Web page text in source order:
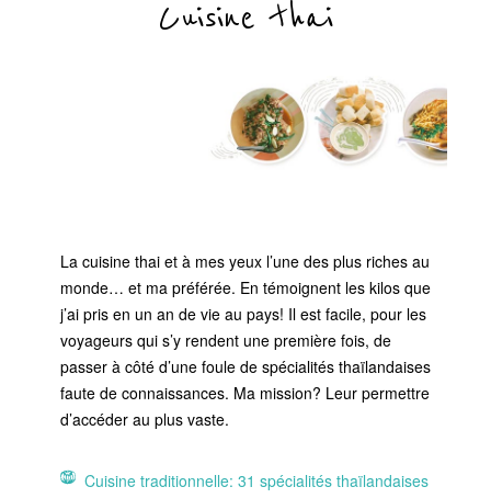
Cuisine thai
La cuisine thai et à mes yeux l’une des plus riches au
monde… et ma préférée. En témoignent les kilos que
j’ai pris en un an de vie au pays! Il est facile, pour les
voyageurs qui s’y rendent une première fois, de
passer à côté d’une foule de spécialités thaïlandaises
faute de connaissances. Ma mission? Leur permettre
d’accéder au plus vaste.
Cuisine traditionnelle: 31 spécialités thaïlandaises